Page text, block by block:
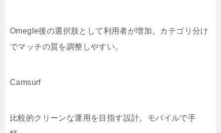
Omegle後の選択肢として利用者が増加。カテゴリ分け
でマッチの質を調整しやすい。
Camsurf
比較的クリーンな運用を目指す設計。モバイルで手